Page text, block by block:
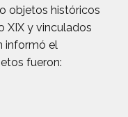
objetos históricos
XIX y vinculados
informó el
fueron: